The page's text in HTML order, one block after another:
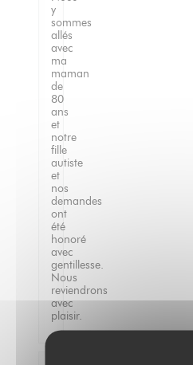
y
sommes
allés
avec
ma
maman
de
80
ans
et
notre
fille
autiste
et
nos
demandes
ont
été
honoré
avec
gentillesse.
Nous
reviendrons
avec
plaisir.